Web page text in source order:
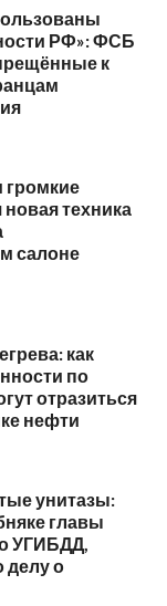
РФ»: ФСБ
к
громкие
техника
салоне
как
по
отразиться
нефти
унитазы:
главы
УГИБДД,
делу о